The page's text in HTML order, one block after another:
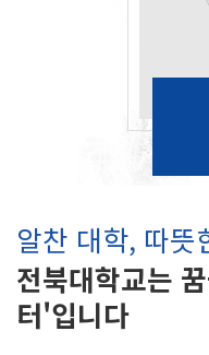
알찬 대학, 따뜻
전북대학교는
터'입니다